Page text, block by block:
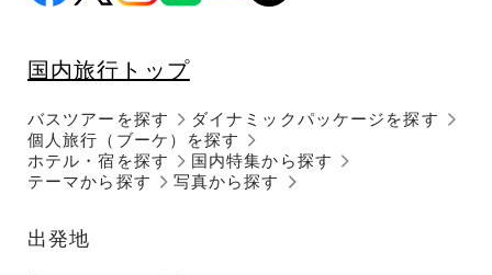
国内旅行トップ
バスツアーを探す
個人旅行（ブーケ）を探す
ダイナミックパッケージを探す
ホテル・宿を探す
国内特集から探す
テーマから探す
写真から探す
出発地